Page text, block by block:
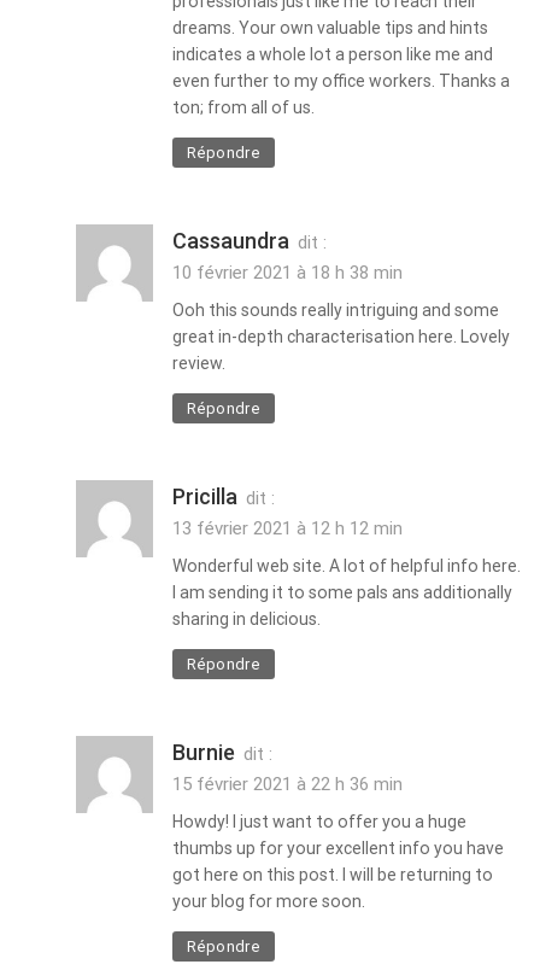
dreams. Your own valuable tips and hints
indicates a whole lot a person like me and
even further to my office workers. Thanks a
ton; from all of us.
Répondre
Cassaundra dit :
10 février 2021 à 18 h 38 min
Ooh this sounds really intriguing and some
great in-depth characterisation here. Lovely
review.
Répondre
Pricilla dit :
13 février 2021 à 12 h 12 min
Wonderful web site. A lot of helpful info here.
I am sending it to some pals ans additionally
sharing in delicious.
Répondre
Burnie dit :
15 février 2021 à 22 h 36 min
Howdy! I just want to offer you a huge
thumbs up for your excellent info you have
got here on this post. I will be returning to
your blog for more soon.
Répondre